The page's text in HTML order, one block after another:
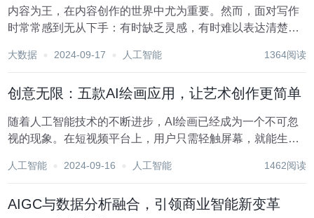
内容为王，在内容创作的世界中尤为重要。然而，面对写作
时常常感到无从下手：有时缺乏灵感，有时难以表达清楚自
决方案，极大地改变了内容创作的过程。 今天，我将向大家
大数据 2024-09-17 人工智能 1364阅读
创意无限：五款AI绘画应用，让艺术创作更简单
随着人工智能技术的不断进步，AI绘画已经成为一个不可忽
视的现象。在短视频平台上，用户只需轻触屏幕，就能生成
注。AI绘画技术的快速发展，不仅让艺术创作变得更加便
人工智能 2024-09-16 人工智能 1462阅读
AIGC与数据分析融合，引领商业智能新变革